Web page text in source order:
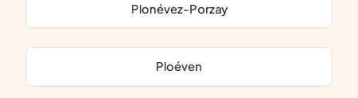
Plonévez-Porzay
Ploéven